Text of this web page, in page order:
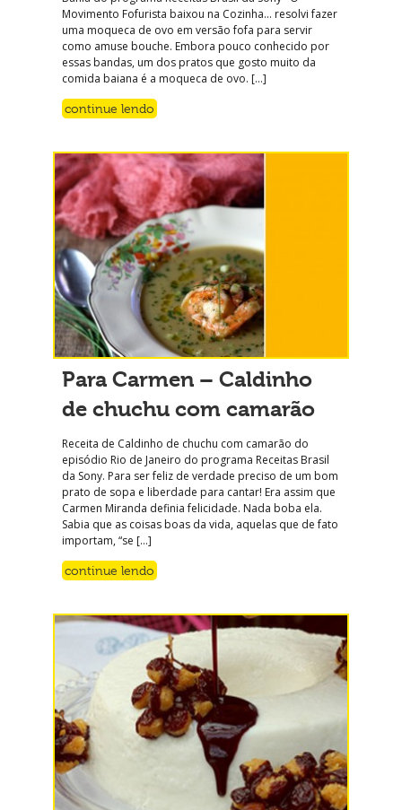
Movimento Fofurista baixou na Cozinha… resolvi fazer
uma moqueca de ovo em versão fofa para servir
como amuse bouche. Embora pouco conhecido por
essas bandas, um dos pratos que gosto muito da
comida baiana é a moqueca de ovo. […]
continue lendo
Para Carmen – Caldinho
de chuchu com camarão
Receita de Caldinho de chuchu com camarão do
episódio Rio de Janeiro do programa Receitas Brasil
da Sony. Para ser feliz de verdade preciso de um bom
prato de sopa e liberdade para cantar! Era assim que
Carmen Miranda definia felicidade. Nada boba ela.
Sabia que as coisas boas da vida, aquelas que de fato
importam, “se […]
continue lendo